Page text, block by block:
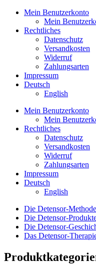
Mein Benutzerkonto
Mein
Rechtliches
Datenschutz
Versandkosten
Widerruf
Zahlungsarten
Impressum
Deutsch
English
Mein Benutzerkonto
Mein
Rechtliches
Datenschutz
Versandkosten
Widerruf
Zahlungsarten
Impressum
Deutsch
English
Die Detensor-Methode
Die Detensor-
Die Detensor-
Das Detensor-